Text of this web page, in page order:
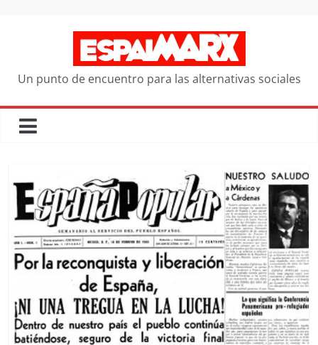
Un punto de encuentro para las alternativas sociales